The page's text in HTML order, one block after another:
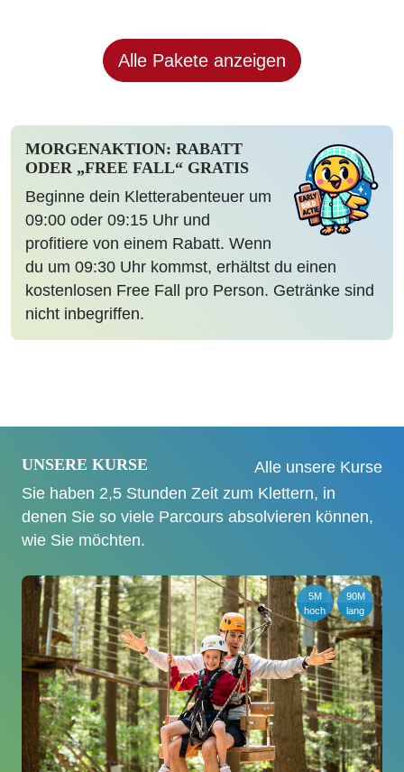
Alle Pakete anzeigen
MORGENAKTION: RABATT
ODER „FREE FALL“ GRATIS
Beginne dein Kletterabenteuer um
09:00 oder 09:15 Uhr und
profitiere von einem Rabatt. Wenn
du um 09:30 Uhr kommst, erhältst du einen
kostenlosen Free Fall pro Person. Getränke sind
nicht inbegriffen.
Alle unsere Kurse
UNSERE KURSE
Sie haben 2,5 Stunden Zeit zum Klettern, in
denen Sie so viele Parcours absolvieren können,
wie Sie möchten.
5M
hoch
90M
lang